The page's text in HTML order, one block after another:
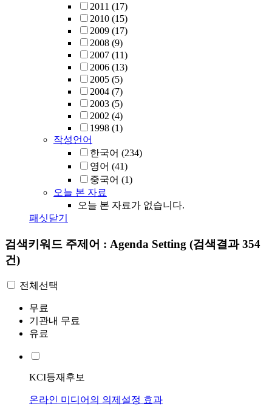
2011 (17)
2010 (15)
2009 (17)
2008 (9)
2007 (11)
2006 (13)
2005 (5)
2004 (7)
2003 (5)
2002 (4)
1998 (1)
작성언어
한국어 (234)
영어 (41)
중국어 (1)
오늘 본 자료
오늘 본 자료가 없습니다.
패싯닫기
검색키워드 주제어 : Agenda Setting (검색결과 354
건)
전체선택
무료
기관내 무료
유료
KCI등재후보
온라인 미디어의 의제설정 효과